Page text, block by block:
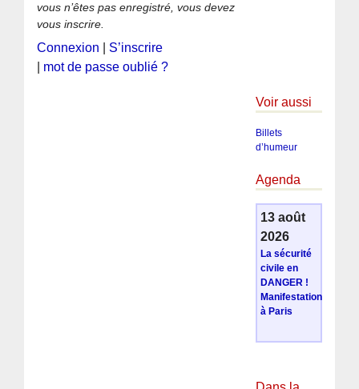
vous n’êtes pas enregistré, vous devez
vous inscrire.
Connexion
S’inscrire
mot de passe oublié ?
Voir aussi
Billets
d’humeur
Agenda
13 août
2026
La sécurité
civile en
DANGER !
Manifestation
à Paris